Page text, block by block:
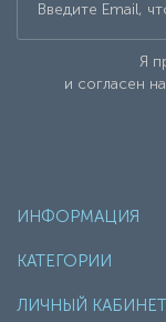
Я
и согласен на
ИНФОРМАЦИЯ
КАТЕГОРИИ
ЛИЧНЫЙ КАБИНЕТ